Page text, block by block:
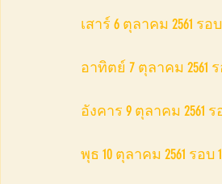
เสาร์ 6 ตุลาคม 2561 รอบ
อาทิตย์ 7 ตุลาคม 2561 ร
อังคาร 9 ตุลาคม 2561 ร
พุธ 10 ตุลาคม 2561 รอบ